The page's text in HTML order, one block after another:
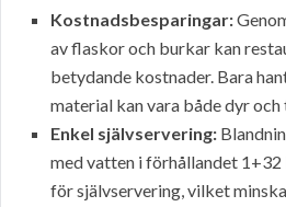
Kostnadsbesparingar:
av flaskor och burkar kan
betydande kostnader. Bara
material kan vara både dyr
Enkel självservering:
med vatten i förhållandet
för självservering, vilket